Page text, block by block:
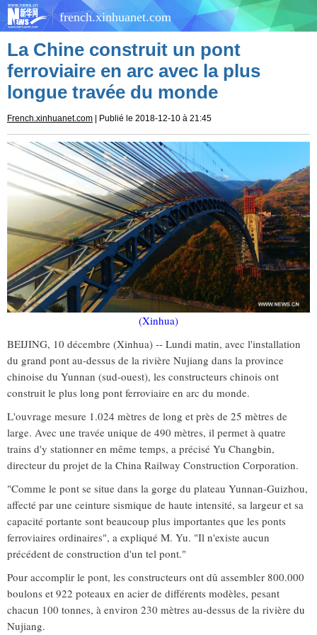
french.xinhuanet.com
La Chine construit un pont
ferroviaire en arc avec la plus
longue travée du monde
French.xinhuanet.com | Publié le 2018-12-10 à 21:45
(Xinhua)
BEIJING, 10 décembre (Xinhua) -- Lundi matin, avec l'installation
du grand pont au-dessus de la rivière Nujiang dans la province
chinoise du Yunnan (sud-ouest), les constructeurs chinois ont
construit le plus long pont ferroviaire en arc du monde.
L'ouvrage mesure 1.024 mètres de long et près de 25 mètres de
large. Avec une travée unique de 490 mètres, il permet à quatre
trains d'y stationner en même temps, a précisé Yu Changbin,
directeur du projet de la China Railway Construction Corporation.
"Comme le pont se situe dans la gorge du plateau Yunnan-Guizhou,
affecté par une ceinture sismique de haute intensité, sa largeur et sa
capacité portante sont beaucoup plus importantes que les ponts
ferroviaires ordinaires", a expliqué M. Yu. "Il n'existe aucun
précédent de construction d'un tel pont."
Pour accomplir le pont, les constructeurs ont dû assembler 800.000
boulons et 922 poteaux en acier de différents modèles, pesant
chacun 100 tonnes, à environ 230 mètres au-dessus de la rivière du
Nujiang.